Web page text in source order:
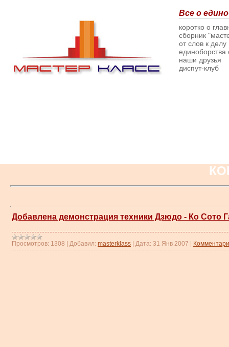
Все о
коротко о
сборник
от слов к делу
наши друзья
диспут-клуб
Добавлена демонстрация техники Дзюдо - Ко Сото
Просмотров: 1308 Добавил: masterklass Дата: 31 Янв 2007